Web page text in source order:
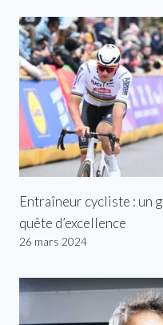
Entraîneur cycliste : un
quête d’excellence
26 mars 2024